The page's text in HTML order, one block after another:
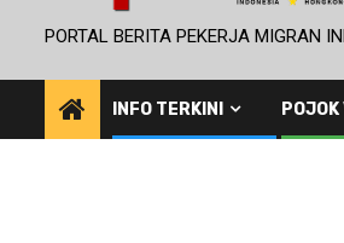
PORTAL BERITA PEKERJA MIGRAN
INFO TERKINI